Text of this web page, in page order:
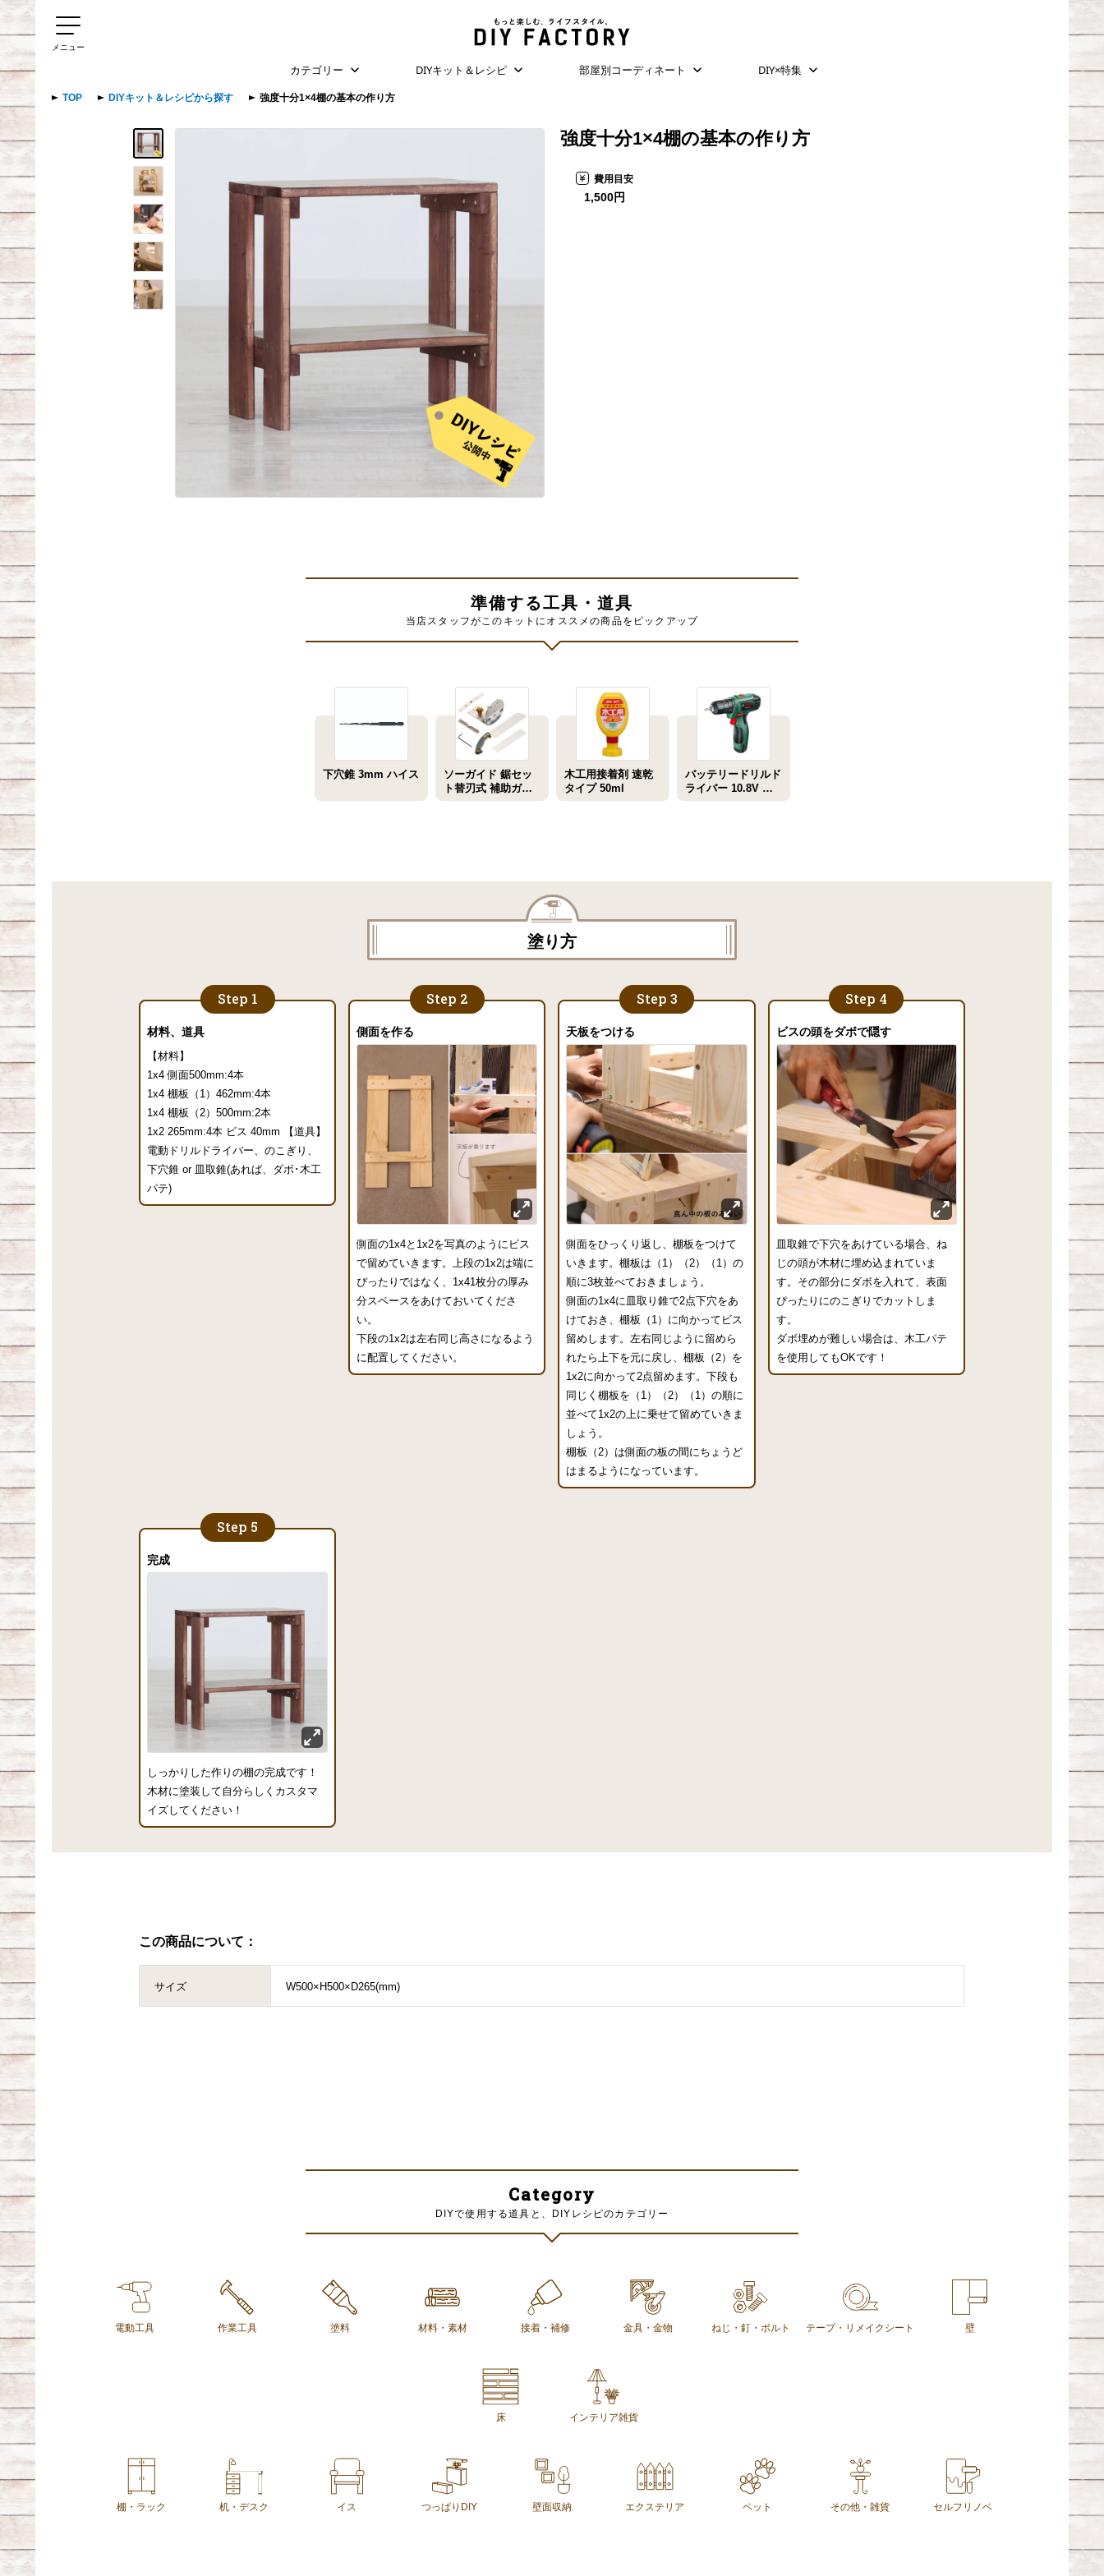
カテゴリー DIYキット＆レシピ 部屋別コーディネート DIY×特集
メニュー
TOP DIYキット＆レシピから探す 強度十分1×4棚の基本の作り方
強度十分1×4棚の基本の作り方
費用目安
1,500円
準備する工具・道具
当店スタッフがこのキットにオススメの商品をピックアップ
下穴錐 3mm ハイス
ソーガイド 鋸セッ
ト替刃式 補助ガイ
ド付き ゼットソー
木工用接着剤 速乾
タイプ 50ml
バッテリードリルド
ライバー 10.8V ボ
ッシュBOSCH
塗り方
材料、道具
【材料】
1x4 側面500mm:4本
1x4 棚板（1）462mm:4本
1x4 棚板（2）500mm:2本
1x2 265mm:4本 ビス 40mm 【道具】
電動ドリルドライバー、のこぎり、
下穴錐 or 皿取錐(あれば、ダボ･木工
パテ)
側面を作る
側面の1x4と1x2を写真のようにビス
で留めていきます。上段の1x2は端に
ぴったりではなく、1x41枚分の厚み
分スペースをあけておいてくださ
い。
下段の1x2は左右同じ高さになるよう
に配置してください。
天板をつける
側面をひっくり返し、棚板をつけて
いきます。棚板は（1）（2）（1）の
順に3枚並べておきましょう。
側面の1x4に皿取り錐で2点下穴をあ
けておき、棚板（1）に向かってビス
留めします。左右同じように留めら
れたら上下を元に戻し、棚板（2）を
1x2に向かって2点留めます。下段も
同じく棚板を（1）（2）（1）の順に
並べて1x2の上に乗せて留めていきま
しょう。
棚板（2）は側面の板の間にちょうど
はまるようになっています。
ビスの頭をダボで隠す
皿取錐で下穴をあけている場合、ね
じの頭が木材に埋め込まれていま
す。その部分にダボを入れて、表面
ぴったりにのこぎりでカットしま
す。
ダボ埋めが難しい場合は、木工パテ
を使用してもOKです！
完成
しっかりした作りの棚の完成です！
木材に塗装して自分らしくカスタマ
イズしてください！
この商品について：
サイズ W500×H500×D265(mm)
Category
DIYで使用する道具と、DIYレシピのカテゴリー
電動工具 作業工具 塗料 材料・素材 接着・補修 金具・金物 ねじ・釘・ボルト テープ・リメイクシート 壁
床 インテリア雑貨
棚・ラック 机・デスク イス つっぱりDIY 壁面収納 エクステリア ペット その他・雑貨 セルフリノベ